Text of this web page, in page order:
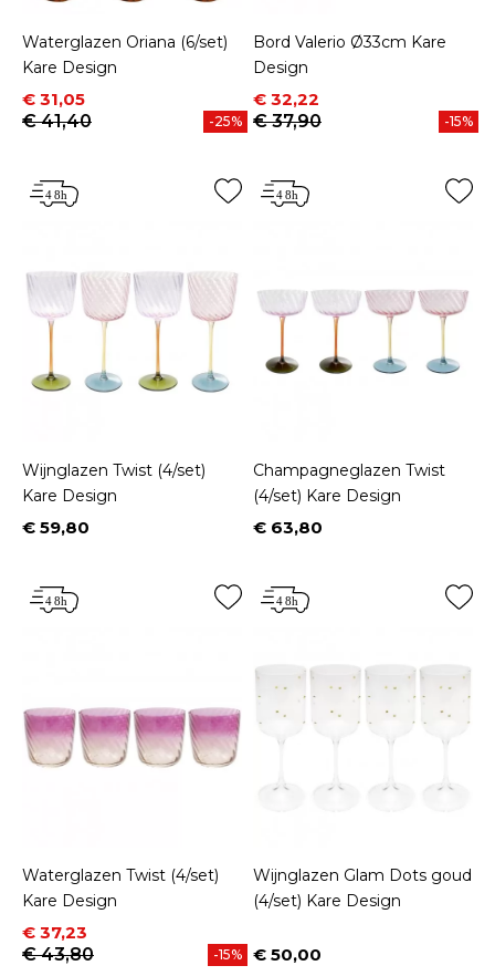
Waterglazen Oriana (6/set)
Kare Design
Prijs
€ 31,05
Normale prijs
€ 41,40
-25%
Bord Valerio Ø33cm Kare
Design
Prijs
€ 32,22
Normale prijs
€ 37,90
-15%
Wijnglazen Twist (4/set)
Kare Design
Prijs
€ 59,80
Champagneglazen Twist
(4/set) Kare Design
Prijs
€ 63,80
Waterglazen Twist (4/set)
Kare Design
Prijs
€ 37,23
Normale prijs
€ 43,80
-15%
Wijnglazen Glam Dots goud
(4/set) Kare Design
Prijs
€ 50,00